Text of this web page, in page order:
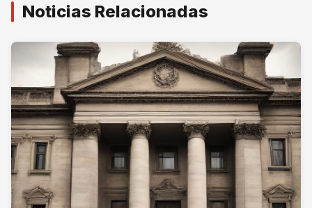
Noticias Relacionadas